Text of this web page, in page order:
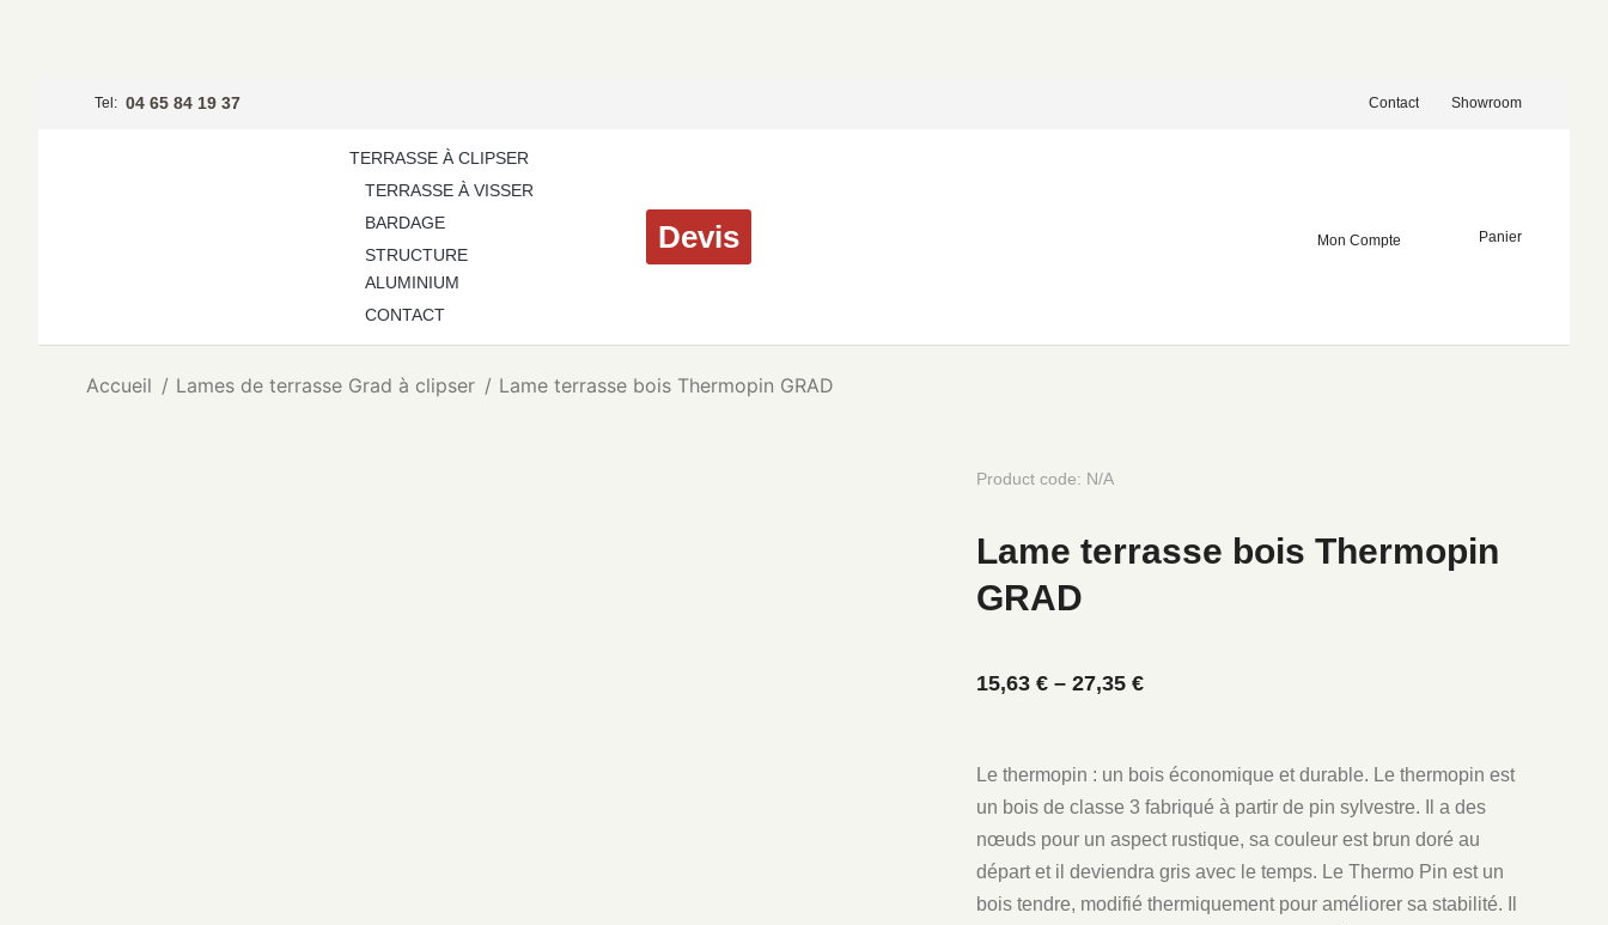
Tel: 04 65 84 19 37 Contact Showroom
TERRASSE À CLIPSER
TERRASSE À VISSER
BARDAGE
STRUCTURE
ALUMINIUM
CONTACT
Devis Mon Compte Panier
Vous êtes ici :
Accueil Lames de terrasse Grad à clipser Lame terrasse bois Thermopin GRAD
Product code: N/A
Lame terrasse bois Thermopin
GRAD
15,63 € – 27,35 €
Le thermopin : un bois économique et durable. Le thermopin est
un bois de classe 3 fabriqué à partir de pin sylvestre. Il a des
nœuds pour un aspect rustique, sa couleur est brun doré au
départ et il deviendra gris avec le temps. Le Thermo Pin est un
bois tendre, modifié thermiquement pour améliorer sa stabilité. Il